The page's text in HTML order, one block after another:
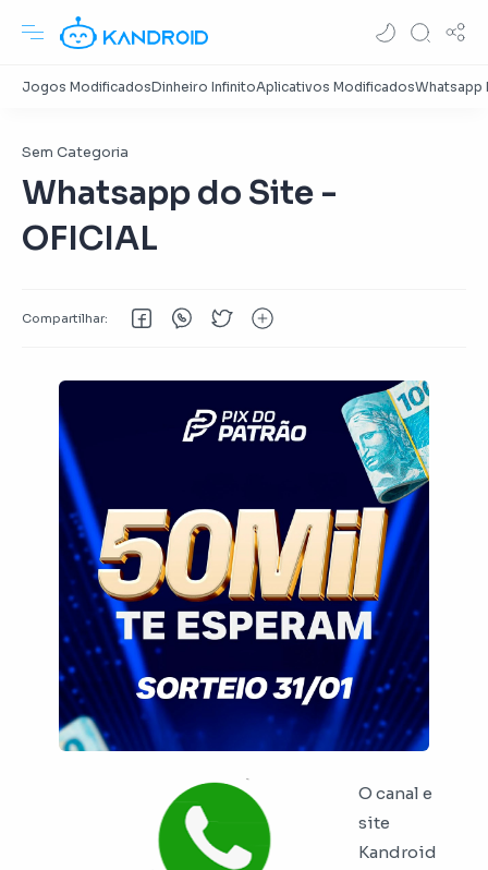
Sem Categoria
Whatsapp do Site -
OFICIAL
O canal e
site
Kandroid